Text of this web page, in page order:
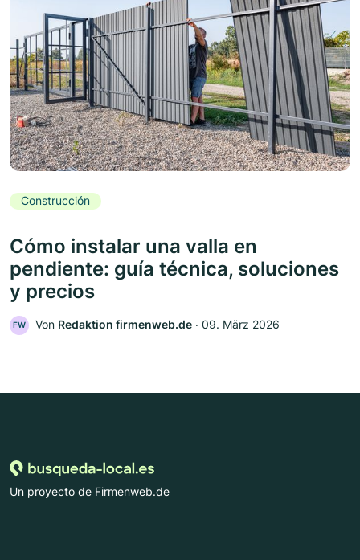
Construcción
Cómo instalar una valla en
pendiente: guía técnica, soluciones
y precios
FW Von Redaktion firmenweb.de ‧ 09. März 2026
Un proyecto de Firmenweb.de